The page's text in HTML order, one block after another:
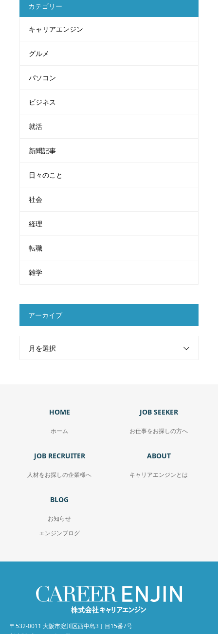
カテゴリー
キャリアエンジン
グルメ
パソコン
ビジネス
就活
新聞記事
日々のこと
社会
経理
転職
雑学
アーカイブ
月を選択
HOME
ホーム
JOB SEEKER
お仕事をお探しの方へ
JOB RECRUITER
人材をお探しの企業様へ
ABOUT
キャリアエンジンとは
BLOG
お知らせ
エンジンブログ
〒532-0011 大阪市淀川区西中島3丁目15番7号